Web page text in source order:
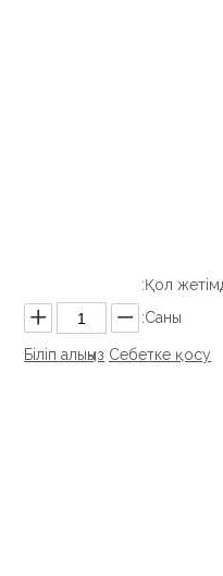
Қол
Саны:
Біліп алыңыз Себетке қосу